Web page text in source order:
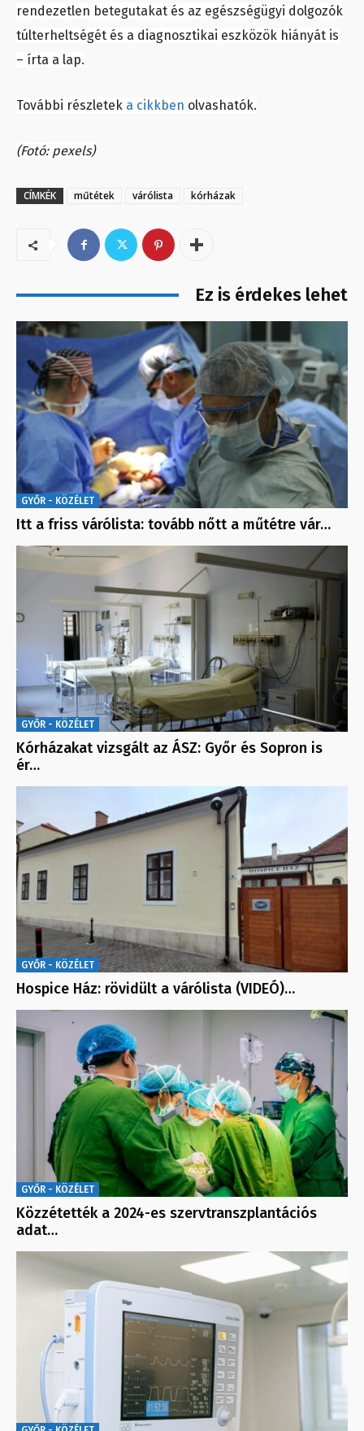
rendezetlen betegutakat és az egészségügyi dolgozók
túlterheltségét és a diagnosztikai eszközök hiányát is
– írta a lap.
További részletek a cikkben olvashatók.
(Fotó: pexels)
CÍMKÉK műtétek várólista kórházak
Ez is érdekes lehet
GYŐR - KÖZÉLET
Itt a friss várólista: tovább nőtt a műtétre vár…
GYŐR - KÖZÉLET
Kórházakat vizsgált az ÁSZ: Győr és Sopron is
ér…
GYŐR - KÖZÉLET
Hospice Ház: rövidült a várólista (VIDEÓ)…
GYŐR - KÖZÉLET
Közzétették a 2024-es szervtranszplantációs
adat…